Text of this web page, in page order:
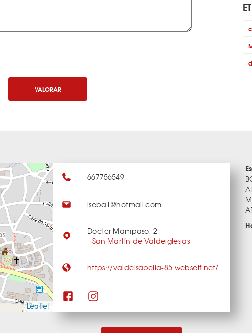
VALORAR
Leaflet
667756549
iseba1@hotmail.com
Doctor Mampaso, 2
- San Martín de Valdeiglesias
https://valdeisabella-85.webself.net/